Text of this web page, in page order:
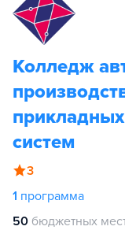
Колледж
систем
3
1 программа
50 бюджетных